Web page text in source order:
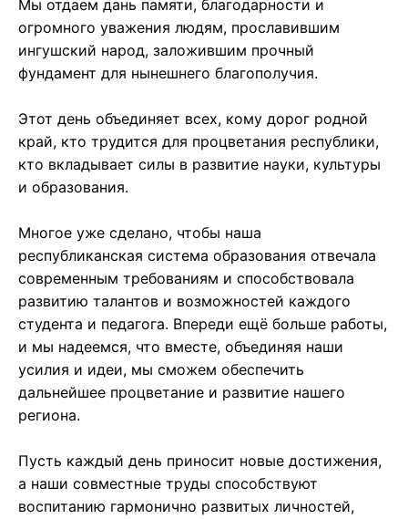
Мы отдаем дань памяти, благодарности и
огромного уважения людям, прославившим
ингушский народ, заложившим прочный
фундамент для нынешнего благополучия.
Этот день объединяет всех, кому дорог родной
край, кто трудится для процветания республики,
кто вкладывает силы в развитие науки, культуры
и образования.
Многое уже сделано, чтобы наша
республиканская система образования отвечала
современным требованиям и способствовала
развитию талантов и возможностей каждого
студента и педагога. Впереди ещё больше работы,
и мы надеемся, что вместе, объединяя наши
усилия и идеи, мы сможем обеспечить
дальнейшее процветание и развитие нашего
региона.
Пусть каждый день приносит новые достижения,
а наши совместные труды способствуют
воспитанию гармонично развитых личностей,